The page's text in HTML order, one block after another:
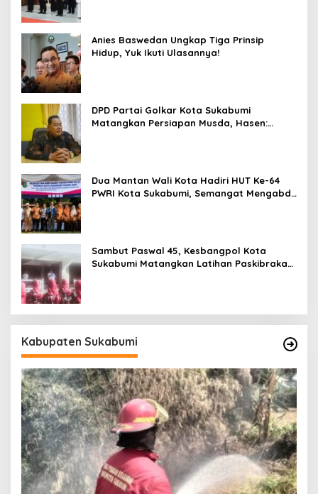
Anies Baswedan Ungkap Tiga Prinsip
Hidup, Yuk Ikuti Ulasannya!
DPD Partai Golkar Kota Sukabumi
Matangkan Persiapan Musda, Hasen:
Dua Mantan Wali Kota Hadiri HUT Ke-64
PWRI Kota Sukabumi, Semangat Mengabdi
Sambut Paswal 45, Kesbangpol Kota
Sukabumi Matangkan Latihan Paskibraka
Kabupaten Sukabumi